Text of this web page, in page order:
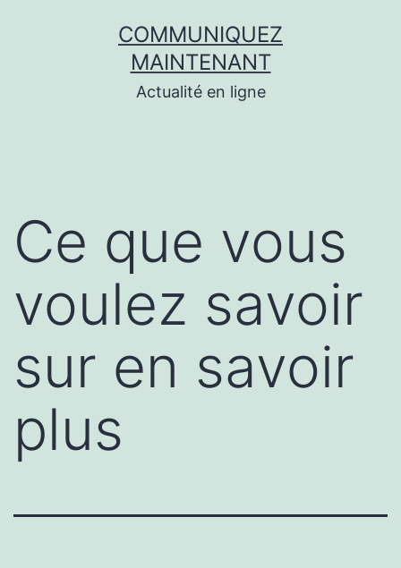
COMMUNIQUEZ
MAINTENANT
Actualité en ligne
Ce que vous
voulez savoir
sur en savoir
plus